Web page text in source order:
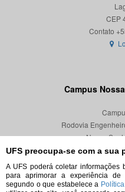
UFS preocupa-se com a sua
A UFS poderá coletar informações
para aprimorar a experiência de
segundo o que estabelece a
CEP
Campus
Rodovia
Nossa
CEP